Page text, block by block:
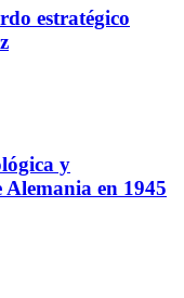
estratégico
y
en 1945